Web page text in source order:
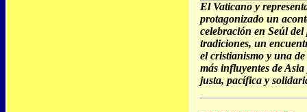
El Vaticano y
protagonizado un
celebración en Seúl
tradiciones, un
el cristianismo y una
más influyentes de
justa, pacífica y